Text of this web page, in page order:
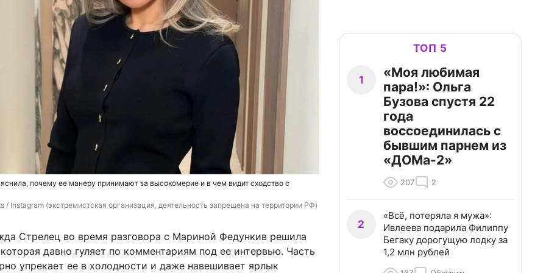
почему ее манеру принимают за высокомерие и в чем видит сходство с
/ Instagram (экстремистская организация, деятельность запрещена на территории РФ)
Стрелец во время разговора с Мариной Федункив решила
давно гуляет по комментариям под ее интервью. Часть
упрекает ее в холодности и даже навешивает ярлык
ТОП 5
1
«Моя любимая
пара!»: Ольга
Бузова спустя 22
года
воссоединилась с
бывшим парнем из
«ДОМа-2»
207 2
2
«Всё, потеряла я мужа»:
Ивлеева подарила Филиппу
Бегаку дорогущую лодку за
1,2 млн рублей